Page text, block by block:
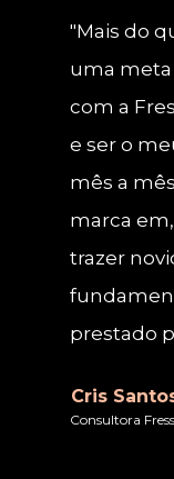
"Mais do
uma meta
com a
e ser o
mês a
marca
trazer
prestado
Cris
Consultora